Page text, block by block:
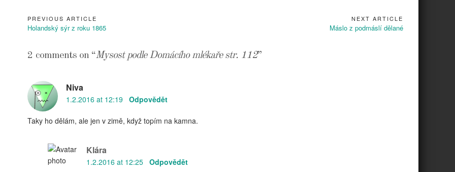
Navigace
příspěvek
PREVIOUS ARTICLE
Previous
Holandský sýr z roku 1865
NEXT ARTICLE
Next
Máslo z podmáslí dělané
2 comments on “Mysost podle Domácího mlékaře str. 112”
Niva
1.2.2016 at 12:19 Odpovědět
Taky ho dělám, ale jen v zimě, když topím na kamna.
Klára
1.2.2016 at 12:25 Odpovědět